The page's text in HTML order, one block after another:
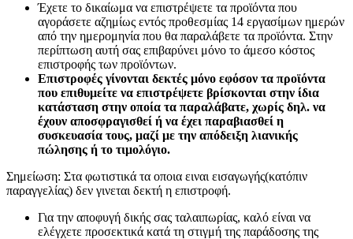
Έχετε το δικαίωμα να επιστρέψετε τα προϊόντα που
αγοράσετε αζημίως εντός προθεσμίας 14 εργασίμων ημερών
από την ημερομηνία που θα παραλάβετε τα προϊόντα. Στην
περίπτωση αυτή σας επιβαρύνει μόνο το άμεσο κόστος
επιστροφής των προϊόντων.
Επιστροφές γίνονται δεκτές μόνο εφόσον τα προϊόντα
που επιθυμείτε να επιστρέψετε βρίσκονται στην ίδια
κατάσταση στην οποία τα παραλάβατε, χωρίς δηλ. να
έχουν αποσφραγισθεί ή να έχει παραβιασθεί η
συσκευασία τους, μαζί με την απόδειξη λιανικής
πώλησης ή το τιμολόγιο.
Σημείωση: Στα φωτιστικά τα οποια ειναι εισαγωγής(κατόπιν
παραγγελίας) δεν γινεται δεκτή η επιστροφή.
Για την αποφυγή δικής σας ταλαιπωρίας, καλό είναι να
ελέγχετε προσεκτικά κατά τη στιγμή της παράδοσης της